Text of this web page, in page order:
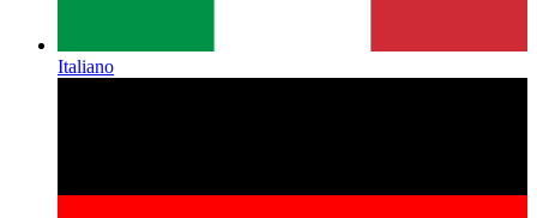
Italiano